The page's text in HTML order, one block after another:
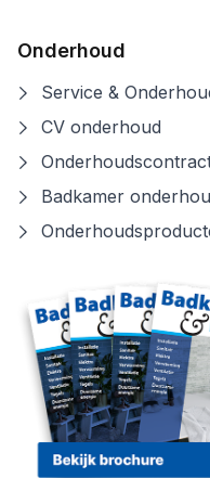
Onderhoud
Service &
CV onderhoud
Badkamer